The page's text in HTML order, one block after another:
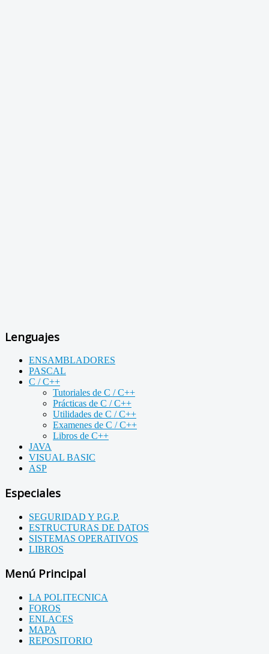
Lenguajes
ENSAMBLADORES
PASCAL
C / C++
Tutoriales de C / C++
Prácticas de C / C++
Utilidades de C / C++
Examenes de C / C++
Libros de C++
JAVA
VISUAL BASIC
ASP
Especiales
SEGURIDAD Y P.G.P.
ESTRUCTURAS DE DATOS
SISTEMAS OPERATIVOS
LIBROS
Menú Principal
LA POLITECNICA
FOROS
ENLACES
MAPA
REPOSITORIO